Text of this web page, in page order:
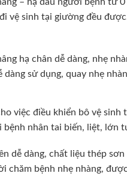
– hạ đầu người bệnh từ
vệ sinh tại giường đều
hạ chân dễ dàng, nhẹ
dàng sử dụng, quay nhẹ
việc điều khiển bô vệ
nhân tai biến, liệt, lớn
dễ dàng, chất liệu thép
chăm bệnh nhẹ nhàng,